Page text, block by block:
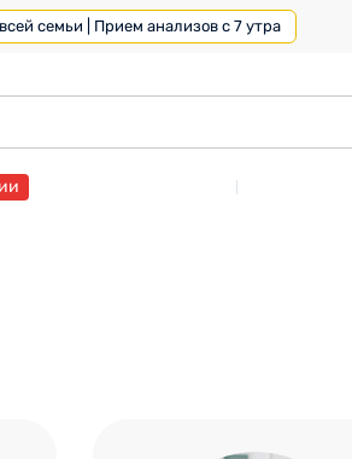
семьи | Прием анализов с 7 утра